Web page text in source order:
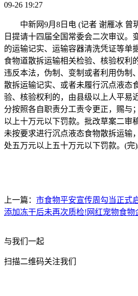
09-26 19:27
中新网9月8日电 (记者 谢雁冰 曾
日提请十四届全国常委会二次审议。
的运输记实、运输容器清洗凭证等单
食物道散拆运输相关检验、核验权利
违反本法，伪制、变制或者利用伪制
散拆运输记实、或者未履行沉点液态
验、核验权利的，由县级以上人平易
分按照各自职责分工责令更正，赐与
以上十万元以下罚款。批改草案二审
未按要求进行沉点液态食物散拆运输
处五万元以上五十万元以下罚款。(完)
上一篇： 市食物平安宣传周勾当正式
添加冻干后未再次质检!网红宠物食物
与我们一起
扫描二维码关注我们